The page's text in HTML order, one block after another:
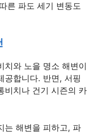
른 파도 세기 변동도
치와 노을 명소 해변이
공합니다. 반면, 서핑
비치나 건기 시즌의 카
는 해변을 피하고, 파